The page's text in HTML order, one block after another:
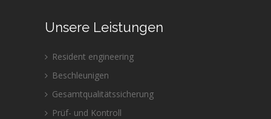
Unsere Leistungen
Resident engineering
Beschleunigen
Gesamtqualitätssicherung
Prüf- und Kontroll